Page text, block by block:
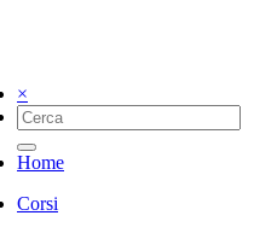
×
Home
Corsi